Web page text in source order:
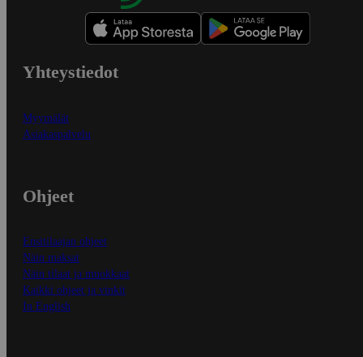
Yhteystiedot
Myymälät
Asiakaspalvelu
Ohjeet
Ensitilaajan ohjeet
Näin maksat
Näin tilaat ja muokkaat
Kaikki ohjeet ja vinkit
In English